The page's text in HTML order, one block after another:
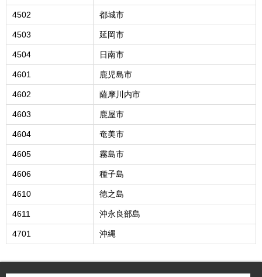
4502 都城市
4503 延岡市
4504 日南市
4601 鹿児島市
4602 薩摩川内市
4603 鹿屋市
4604 奄美市
4605 霧島市
4606 種子島
4610 徳之島
4611 沖永良部島
4701 沖縄